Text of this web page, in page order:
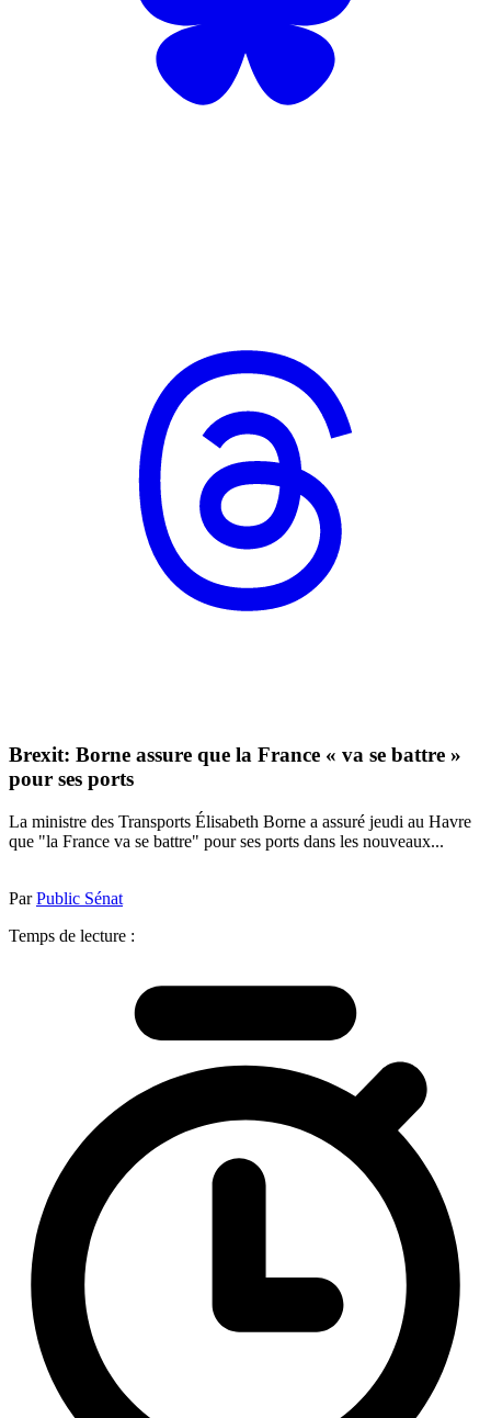
Brexit: Borne assure que la France « va se battre »
pour ses ports
La ministre des Transports Élisabeth Borne a assuré jeudi au Havre
que "la France va se battre" pour ses ports dans les nouveaux...
ParPublic Sénat
Temps de lecture :